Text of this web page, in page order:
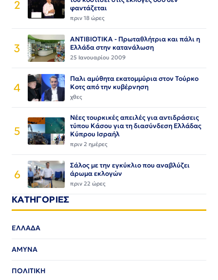
2
φαντάζεται
πριν 18 ώρες
3
ΑΝΤΙΒΙΟΤΙΚΑ - Πρωταθλήτρια και πάλι η
Ελλάδα στην κατανάλωση
25 Ιανουαρίου 2009
4
Παλι αμύθητα εκατομμύρια στον Τούρκο
Κοτς από την κυβέρνηση
χθες
5
Νέες τουρκικές απειλές για αντιδράσεις
τύπου Κάσου για τη διασύνδεση Ελλάδας
Κύπρου Ισραήλ
πριν 2 ημέρες
6
Σάλος με την εγκύκλιο που αναβλύζει
άρωμα εκλογών
πριν 22 ώρες
ΚΑΤΗΓΟΡΙΕΣ
ΕΛΛΑΔΑ
ΑΜΥΝΑ
ΠΟΛΙΤΙΚΗ